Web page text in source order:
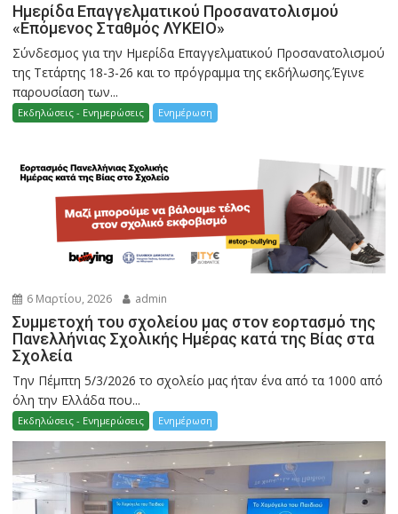
Ημερίδα Επαγγελματικού Προσανατολισμού
«Επόμενος Σταθμός ΛΥΚΕΙΟ»
Σύνδεσμος για την Ημερίδα Επαγγελματικού Προσανατολισμού
της Τετάρτης 18-3-26 και το πρόγραμμα της εκδήλωσης.Έγινε
παρουσίαση των...
Εκδηλώσεις - Ενημερώσεις Ενημέρωση
6 Μαρτίου, 2026 admin
Συμμετοχή του σχολείου μας στον εορτασμό της
Πανελλήνιας Σχολικής Ημέρας κατά της Βίας στα
Σχολεία
Την Πέμπτη 5/3/2026 το σχολείο μας ήταν ένα από τα 1000 από
όλη την Ελλάδα που...
Εκδηλώσεις - Ενημερώσεις Ενημέρωση